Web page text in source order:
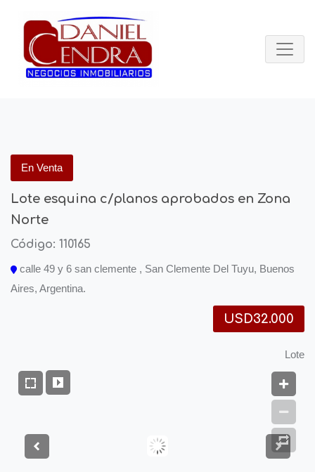
En Venta
Lote esquina c/planos aprobados en Zona
Norte
Código: 110165
calle 49 y 6 san clemente , San Clemente Del Tuyu, Buenos
Aires, Argentina.
USD32.000
Lote